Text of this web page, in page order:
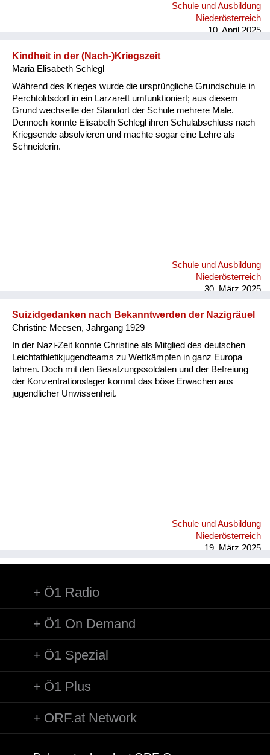
Schule und Ausbildung
Niederösterreich
10. April 2025
Kindheit in der (Nach-)Kriegszeit
Maria Elisabeth Schlegl
Während des Krieges wurde die ursprüngliche Grundschule in
Perchtoldsdorf in ein Larzarett umfunktioniert; aus diesem
Grund wechselte der Standort der Schule mehrere Male.
Dennoch konnte Elisabeth Schlegl ihren Schulabschluss nach
Kriegsende absolvieren und machte sogar eine Lehre als
Schneiderin.
Schule und Ausbildung
Niederösterreich
30. März 2025
Suizidgedanken nach Bekanntwerden der Nazigräuel
Christine Meesen, Jahrgang 1929
In der Nazi-Zeit konnte Christine als Mitglied des deutschen
Leichtathletikjugendteams zu Wettkämpfen in ganz Europa
fahren. Doch mit den Besatzungssoldaten und der Befreiung
der Konzentrationslager kommt das böse Erwachen aus
jugendlicher Unwissenheit.
Schule und Ausbildung
Niederösterreich
19. März 2025
Ö1 Radio
Ö1 On Demand
Ö1 Spezial
Ö1 Plus
ORF.at Network